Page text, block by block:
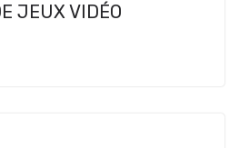
JEUX VIDÉO